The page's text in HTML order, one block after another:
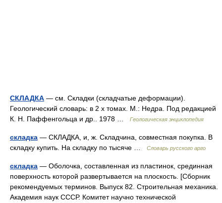
СКЛАДКА — см. Складки (складчатые деформации).
Геологический словарь: в 2 х томах. М.: Недра. Под редакцией
К. Н. Паффенгольца и др.. 1978 …
Геологическая энциклопедия
складка — СКЛАДКА, и, ж. Складчина, совместная покупка. В
складку купить. На складку по тысяче …
Словарь русского арго
складка — Оболочка, составленная из пластинок, срединная
поверхность которой развертывается на плоскость. [Сборник
рекомендуемых терминов. Выпуск 82. Строительная механика.
Академия наук СССР. Комитет научно технической